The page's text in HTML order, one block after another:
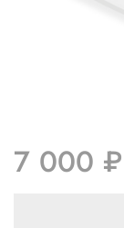
7 000 ₽